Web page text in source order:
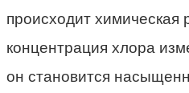
происходит
концентрация хлора
он становится